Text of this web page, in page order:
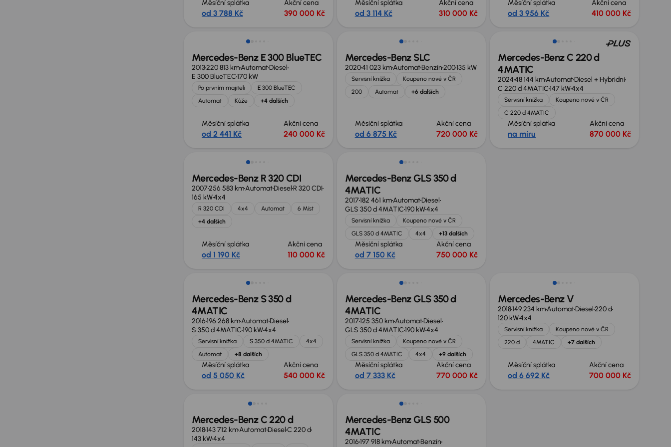
Měsíční splátka
od 3 788 Kč
Akční cena
390 000 Kč
Měsíční splátka
od 3 114 Kč
Akční cena
310 000 Kč
Měsíční splátka
od 3 956 Kč
Akční cena
410 000 Kč
Zlevněno o 10 000 Kč
Mercedes-Benz E 300 BlueTEC
2013220 813 kmAutomatDiesel
E 300 BlueTEC170 kW
Po prvním majiteli
E 300 BlueTEC
Automat
Kůže +4 dalších
Měsíční splátka
od 2 441 Kč
Akční cena
240 000 Kč
Zlevněno o 100 000 Kč
Mercedes-Benz SLC
202041 023 kmAutomatBenzín200135 kW
Servisní knížka
Koupeno nové v ČR
200
Automat +6 dalších
Měsíční splátka
od 6 875 Kč
Akční cena
720 000 Kč
Zlevněno o 50 000 Kč
Mercedes-Benz C 220 d
4MATIC
202448 144 kmAutomatDiesel + Hybridní
C 220 d 4MATIC147 kW4x4
Servisní knížka
Koupeno nové v ČR
C 220 d 4MATIC
Měsíční splátka
na míru
Akční cena
870 000 Kč
Mercedes-Benz R 320 CDI
2007256 583 kmAutomatDiesel R 320 CDI
165 kW4x4
R 320 CDI 4x4 Automat
6 Míst
+4 dalších
Měsíční splátka
od 1 190 Kč
Akční cena
110 000 Kč
Možnost odpočtu DPH
Mercedes-Benz GLS 350 d
4MATIC
2017182 461 kmAutomatDiesel
GLS 350 d 4MATIC190 kW4x4
Servisní knížka
Koupeno nové v ČR
GLS 350 d 4MATIC
4x4 +13 dalších
Měsíční splátka
od 7 150 Kč
Akční cena
750 000 Kč
Zlevněno o 50 000 Kč
Mercedes-Benz S 350 d
4MATIC
2016196 268 kmAutomatDiesel
S 350 d 4MATIC190 kW4x4
Servisní knížka S 350 d 4MATIC
4x4
Automat
+8 dalších
Měsíční splátka
od 5 050 Kč
Akční cena
540 000 Kč
Zlevněno o 30 000 Kč
Mercedes-Benz GLS 350 d
4MATIC
2017125 350 kmAutomatDiesel
GLS 350 d 4MATIC190 kW4x4
Servisní knížka
Koupeno nové v ČR
GLS 350 d 4MATIC
4x4 +9 dalších
Měsíční splátka
od 7 333 Kč
Akční cena
770 000 Kč
Mercedes-Benz V
2018149 234 kmAutomatDiesel220 d
120 kW4x4
Servisní knížka
Koupeno nové v ČR
220 d
4MATIC +7 dalších
Měsíční splátka
od 6 692 Kč
Akční cena
700 000 Kč
Zlevněno o 10 000 Kč
Mercedes-Benz C 220 d
2018143 712 kmAutomatDieselC 220 d
143 kW4x4
Mercedes-Benz GLS 500
4MATIC
2016197 918 kmAutomatBenzín